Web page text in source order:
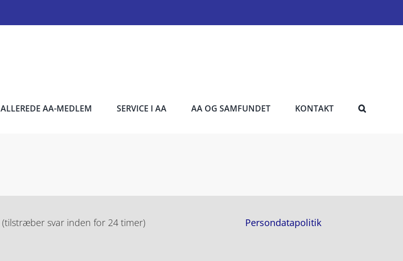
ALLEREDE AA-MEDLEM SERVICE I AA AA OG SAMFUNDET KONTAKT
(tilstræber svar inden for 24 timer) Persondatapolitik